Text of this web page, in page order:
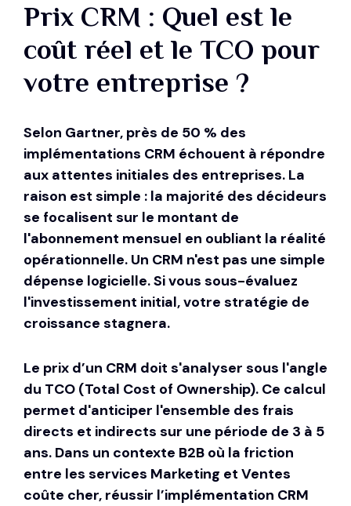
Prix CRM : Quel est le
coût réel et le TCO pour
votre entreprise ?
Selon Gartner, près de 50 % des
implémentations CRM échouent à répondre
aux attentes initiales des entreprises. La
raison est simple : la majorité des décideurs
se focalisent sur le montant de
l'abonnement mensuel en oubliant la réalité
opérationnelle. Un CRM n'est pas une simple
dépense logicielle. Si vous sous-évaluez
l'investissement initial, votre stratégie de
croissance stagnera.
Le prix d’un CRM doit s'analyser sous l'angle
du TCO (Total Cost of Ownership). Ce calcul
permet d'anticiper l'ensemble des frais
directs et indirects sur une période de 3 à 5
ans. Dans un contexte B2B où la friction
entre les services Marketing et Ventes
coûte cher, réussir l’implémentation CRM